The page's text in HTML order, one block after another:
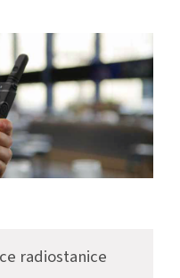
radiostanice